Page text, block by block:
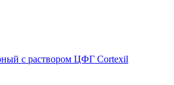
с раствором ЦФГ Cortexil